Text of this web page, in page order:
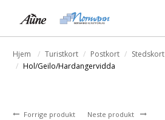
Hjem Turistkort Postkort Stedskort
Hol/Geilo/Hardangervidda
Forrige produkt Neste produkt